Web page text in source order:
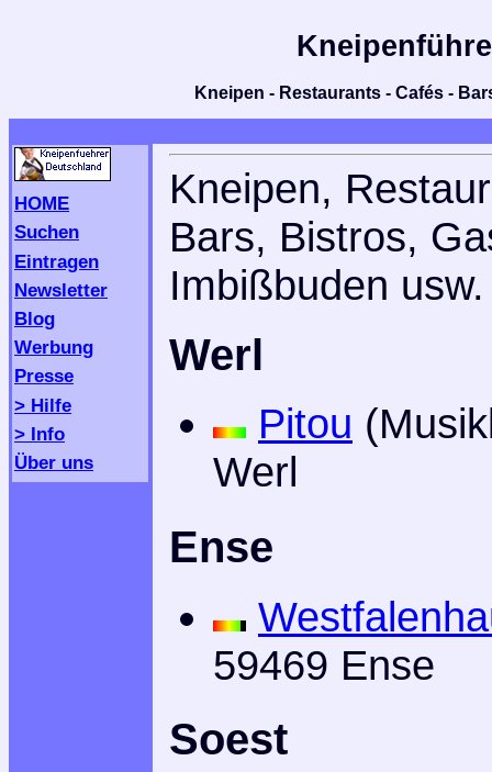
Kneipen - Restaurants - Cafés -
HOME
Suchen
Eintragen
Newsletter
Blog
Werbung
Presse
> Hilfe
> Info
Über uns
Kneipen,
Bars, Bistros,
Imbißbuden
Werl
Pitou
Werl
Ense
59469 Ense
Soest